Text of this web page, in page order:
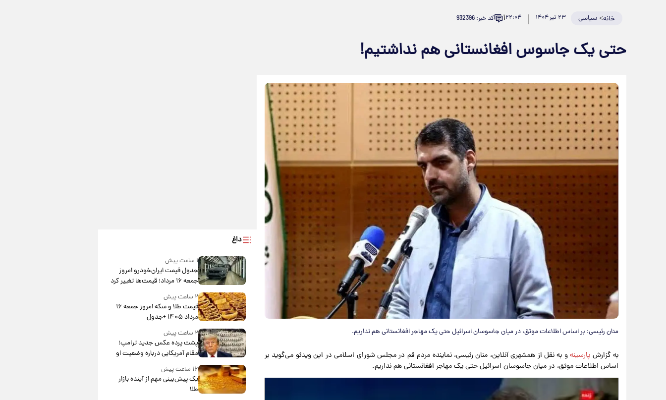
خانه>سیاسی ۲۳ تیر ۱۴۰۴ ۲۲:۰۴۱ کد خبر: 932396
حتی یک جاسوس افغانستانی هم نداشتیم!
منان رئیسی: بر اساس اطلاعات موثق، در میان جاسوسان اسرائیل حتی یک مهاجر افغانستانی هم نداریم.
به گزارش پارسینهو به نقل از همشهری آنلاین، منان رئیسی، نماینده مردم قم در مجلس شورای اسلامی در این ویدئو می‌گوید بر
اساس اطلاعات موثق، در میان جاسوسان اسرائیل حتی یک مهاجر افغانستانی هم نداریم.
داغ
۱ ساعت پیش
جدول قیمت ایران‌خودرو امروز
جمعه ۱۶ مرداد؛ قیمت‌ها تغییر کرد
۲ ساعت پیش
قیمت طلا و سکه امروز جمعه ۱۶
مرداد ۱۴۰۵ +جدول
۲ ساعت پیش
پشت پرده عکس جدید ترامپ؛
مقام آمریکایی درباره وضعیت او
چه گفت؟
۱۶ ساعت پیش
یک پیش‌بینی مهم از آینده بازار
طلا